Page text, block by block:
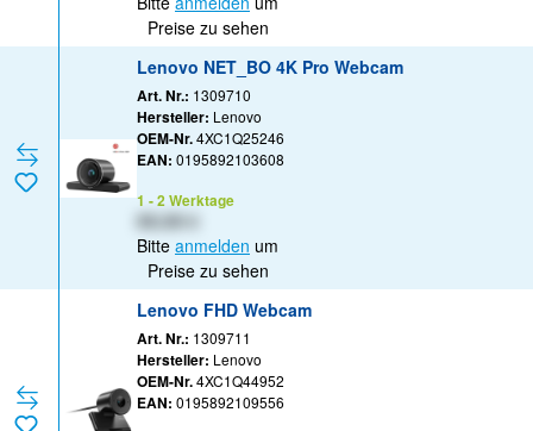
Preise zu sehen
Lenovo NET_BO 4K Pro Webcam
Art. Nr.: 1309710
Hersteller: Lenovo
OEM-Nr.4XC1Q25246
EAN: 0195892103608
1 - 2 Werktage
Bitte anmelden um
Preise zu sehen
Lenovo FHD Webcam
Art. Nr.: 1309711
Hersteller: Lenovo
OEM-Nr.4XC1Q44952
EAN: 0195892109556